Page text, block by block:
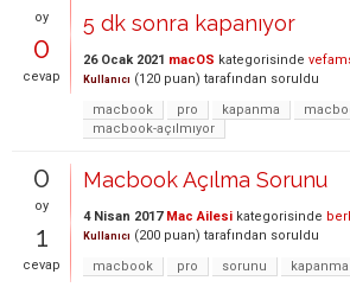
oy
0
cevap
5 dk sonra kapanıyor
26 Ocak 2021 macOS kategorisinde
Kullanıcı (120 puan) tarafından soruldu
macbook
pro kapanma
macbook-açılmıyor
0
oy
1
cevap
Macbook Açılma Sorunu
4 Nisan 2017 Mac Ailesi kategorisinde
Kullanıcı (200 puan) tarafından soruldu
macbook
pro sorunu kapanma